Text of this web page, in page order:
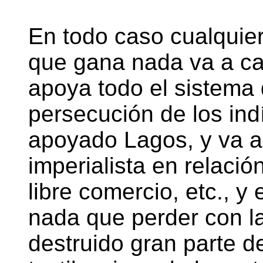
En todo caso
que gana nada va a
apoya todo el
persecución de los
apoyado Lagos, y va
imperialista en
libre comercio, etc., y
nada que perder con
destruido gran parte